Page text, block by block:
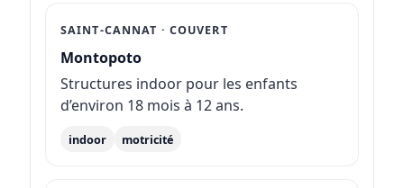
SAINT-CANNAT · COUVERT
Montopoto
Structures indoor pour les enfants
d’environ 18 mois à 12 ans.
indoor motricité